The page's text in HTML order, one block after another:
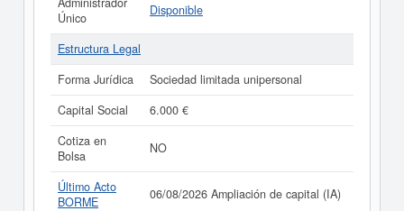
Único
Disponible
Estructura Legal
Forma Jurídica
Sociedad limitada unipersonal
Capital Social
6.000 €
Cotiza en
Bolsa
NO
Último Acto
BORME
06/08/2026 Ampliación de capital (IA)